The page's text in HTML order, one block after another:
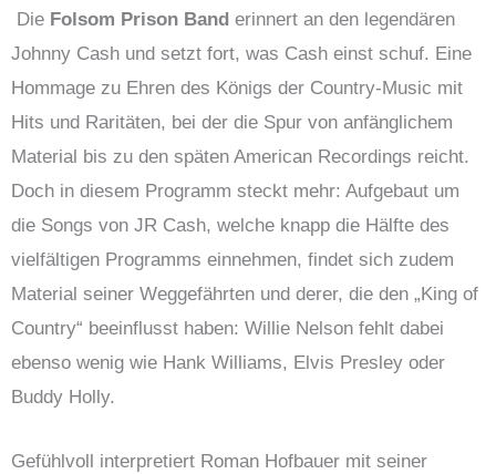
Die Folsom Prison Band erinnert an den legendären
Johnny Cash und setzt fort, was Cash einst schuf. Eine
Hommage zu Ehren des Königs der Country-Music mit
Hits und Raritäten, bei der die Spur von anfänglichem
Material bis zu den späten American Recordings reicht.
Doch in diesem Programm steckt mehr: Aufgebaut um
die Songs von JR Cash, welche knapp die Hälfte des
vielfältigen Programms einnehmen, findet sich zudem
Material seiner Weggefährten und derer, die den „King of
Country“ beeinflusst haben: Willie Nelson fehlt dabei
ebenso wenig wie Hank Williams, Elvis Presley oder
Buddy Holly.
Gefühlvoll interpretiert Roman Hofbauer mit seiner